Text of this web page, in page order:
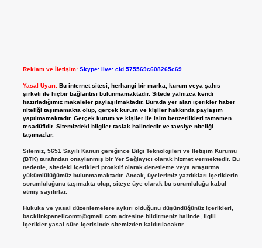
Reklam ve İletişim: Skype: live:.cid.575569c608265c69
Yasal Uyarı: Bu internet sitesi, herhangi bir marka, kurum veya şahıs
şirketi ile hiçbir bağlantısı bulunmamaktadır. Sitede yalnızca kendi
hazırladığımız makaleler paylaşılmaktadır. Burada yer alan içerikler haber
niteliği taşımamakta olup, gerçek kurum ve kişiler hakkında paylaşım
yapılmamaktadır. Gerçek kurum ve kişiler ile isim benzerlikleri tamamen
tesadüfidir. Sitemizdeki bilgiler taslak halindedir ve tavsiye niteliği
taşımazlar.
Sitemiz, 5651 Sayılı Kanun gereğince Bilgi Teknolojileri ve İletişim Kurumu
(BTK) tarafından onaylanmış bir Yer Sağlayıcı olarak hizmet vermektedir. Bu
nedenle, sitedeki içerikleri proaktif olarak denetleme veya araştırma
yükümlülüğümüz bulunmamaktadır. Ancak, üyelerimiz yazdıkları içeriklerin
sorumluluğunu taşımakta olup, siteye üye olarak bu sorumluluğu kabul
etmiş sayılırlar.
Hukuka ve yasal düzenlemelere aykırı olduğunu düşündüğünüz içerikleri,
backlinkpanelicomtr@gmail.comadresine bildirmeniz halinde, ilgili
içerikler yasal süre içerisinde sitemizden kaldırılacaktır.